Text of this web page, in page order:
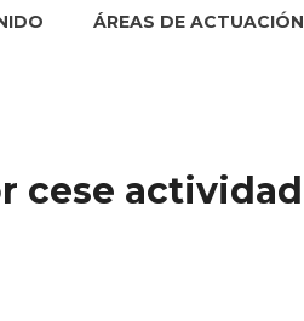
ÁREAS DE ACTUACIÓN
cese actividad